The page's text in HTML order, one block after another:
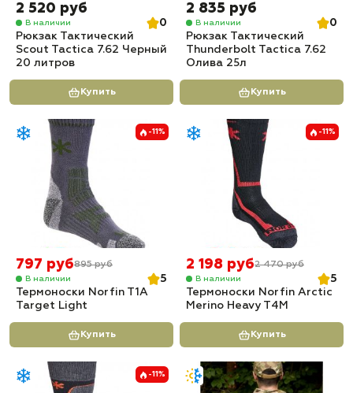
2 520 руб
В наличии
0
Рюкзак Тактический
Scout Tactica 7.62 Черный
20 литров
Купить
2 835 руб
В наличии
0
Рюкзак Тактический
Thunderbolt Tactica 7.62
Олива 25л
Купить
-11%
797 руб895 руб
В наличии
5
Термоноски Norfin T1A
Target Light
Купить
-11%
2 198 руб2 470 руб
В наличии
5
Термоноски Norfin Arctic
Merino Heavy T4M
Купить
-11%